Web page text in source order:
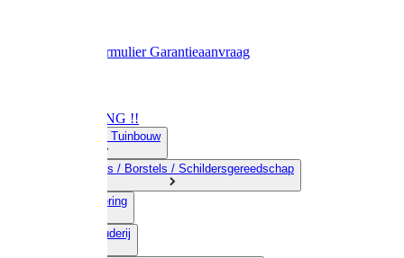
RetourformulierGarantieaanvraag
OPRUIMING !!
01) Land-& Tuinbouw
02) Bezems / Borstels / Schildersgereedschap
03) Afrastering
04) Veehouderij